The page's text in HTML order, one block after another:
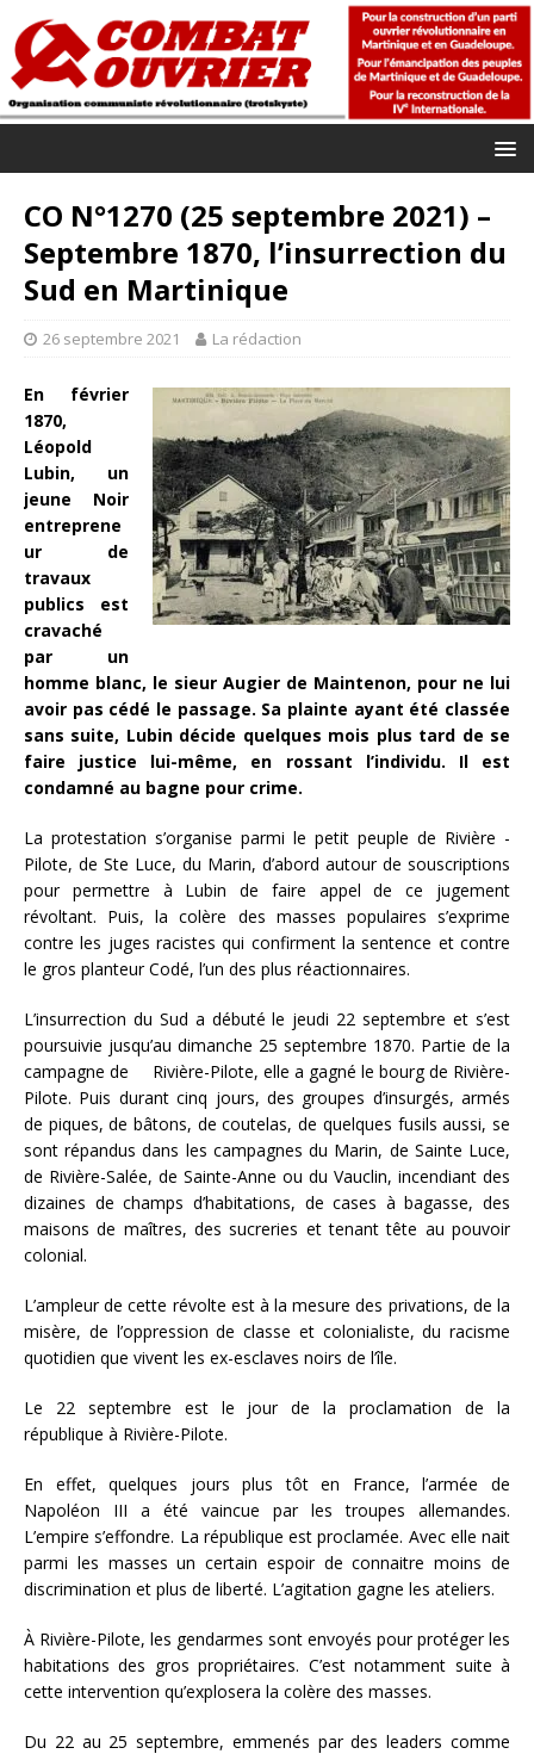
CO N°1270 (25 septembre 2021) –
Septembre 1870, l’insurrection du
Sud en Martinique
26 septembre 2021 La rédaction
En février
1870,
Léopold
Lubin, un
jeune Noir
entreprene
ur de
travaux
publics est
cravaché
par un
homme blanc, le sieur Augier de Maintenon, pour ne lui
avoir pas cédé le passage. Sa plainte ayant été classée
sans suite, Lubin décide quelques mois plus tard de se
faire justice lui-même, en rossant l’individu. Il est
condamné au bagne pour crime.
La protestation s’organise parmi le petit peuple de Rivière -
Pilote, de Ste Luce, du Marin, d’abord autour de souscriptions
pour permettre à Lubin de faire appel de ce jugement
révoltant. Puis, la colère des masses populaires s’exprime
contre les juges racistes qui confirment la sentence et contre
le gros planteur Codé, l’un des plus réactionnaires.
L’insurrection du Sud a débuté le jeudi 22 septembre et s’est
poursuivie jusqu’au dimanche 25 septembre 1870. Partie de la
campagne de Rivière-Pilote, elle a gagné le bourg de Rivière-
Pilote. Puis durant cinq jours, des groupes d’insurgés, armés
de piques, de bâtons, de coutelas, de quelques fusils aussi, se
sont répandus dans les campagnes du Marin, de Sainte Luce,
de Rivière-Salée, de Sainte-Anne ou du Vauclin, incendiant des
dizaines de champs d’habitations, de cases à bagasse, des
maisons de maîtres, des sucreries et tenant tête au pouvoir
colonial.
L’ampleur de cette révolte est à la mesure des privations, de la
misère, de l’oppression de classe et colonialiste, du racisme
quotidien que vivent les ex-esclaves noirs de l’île.
Le 22 septembre est le jour de la proclamation de la
république à Rivière-Pilote.
En effet, quelques jours plus tôt en France, l’armée de
Napoléon III a été vaincue par les troupes allemandes.
L’empire s’effondre. La république est proclamée. Avec elle nait
parmi les masses un certain espoir de connaitre moins de
discrimination et plus de liberté. L’agitation gagne les ateliers.
À Rivière-Pilote, les gendarmes sont envoyés pour protéger les
habitations des gros propriétaires. C’est notamment suite à
cette intervention qu’explosera la colère des masses.
Du 22 au 25 septembre, emmenés par des leaders comme